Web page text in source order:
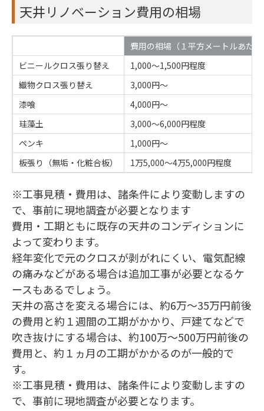
天井リノベーション費用の相場
費用の相場（１平方メートルあた
ビニールクロス張り替え
1,000〜1,500円程度
織物クロス張り替え
3,000円〜
漆喰
4,000円〜
珪藻土
3,000〜6,000円程度
ペンキ
1,000円〜
板張り（無垢・化粧合板）
1万5,000〜4万5,000円程度
※工事見積・費用は、諸条件により変動しますの
で、事前に現地調査が必要となります
費用・工期ともに既存の天井のコンディションに
よって変わります。
経年変化で元のクロスが剥がれにくい、電気配線
の痛みなどがある場合は追加工事が必要となるケ
ースもあるでしょう。
天井の高さを変える場合には、約6万〜35万円前後
の費用と約１週間の工期がかかり、戸建てなどで
吹き抜けにする場合は、約100万〜500万円前後の
費用と、約１ヵ月の工期がかかるのが一般的で
す。
※工事見積・費用は、諸条件により変動しますの
で、事前に現地調査が必要となります。